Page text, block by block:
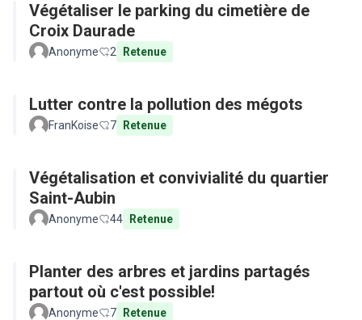
Végétaliser le parking du cimetière de
Croix Daurade
Anonyme 2 Retenue
Lutter contre la pollution des mégots
FranKoise 7 Retenue
Végétalisation et convivialité du quartier
Saint-Aubin
Anonyme 44 Retenue
Planter des arbres et jardins partagés
partout où c'est possible!
Anonyme 7 Retenue